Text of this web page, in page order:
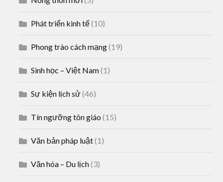
Phát triển kinh tế(10)
Phong trào cách mạng(19)
Sinh học – Việt Nam(1)
Sự kiện lịch sử(46)
Tín ngưỡng tôn giáo (15)
Văn bản pháp luật(1)
Văn hóa – Du lịch(3)